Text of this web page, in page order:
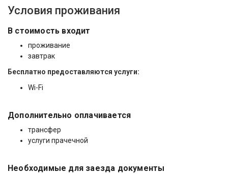
Условия проживания
В стоимость входит
проживание
завтрак
Бесплатно предоставляются услуги:
Wi-Fi
Дополнительно оплачивается
трансфер
услуги прачечной
Необходимые для заезда документы